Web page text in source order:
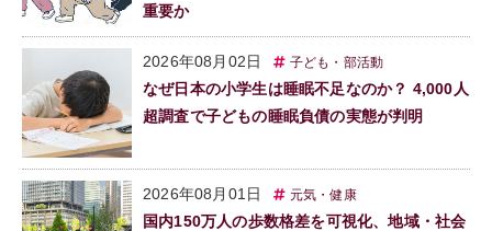
重要か
2026年08月02日 子ども・部活動
なぜ日本の小学生は睡眠不足なのか？ 4,000人
超調査で子どもの睡眠負債の実態が判明
2026年08月01日 元気・健康
国内150万人の歩数格差を可視化、地域・社会